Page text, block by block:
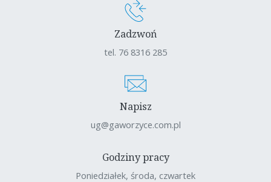
Zadzwoń
tel. 76 8316 285
Napisz
ug@gaworzyce.com.pl
Godziny pracy
Poniedziałek, środa, czwartek